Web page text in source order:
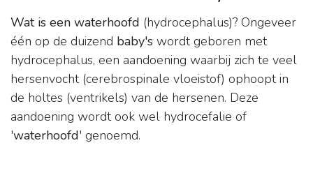
Wat is een waterhoofd (hydrocephalus)? Ongeveer
één op de duizend baby's wordt geboren met
hydrocephalus, een aandoening waarbij zich te veel
hersenvocht (cerebrospinale vloeistof) ophoopt in
de holtes (ventrikels) van de hersenen. Deze
aandoening wordt ook wel hydrocefalie of
'waterhoofd' genoemd.